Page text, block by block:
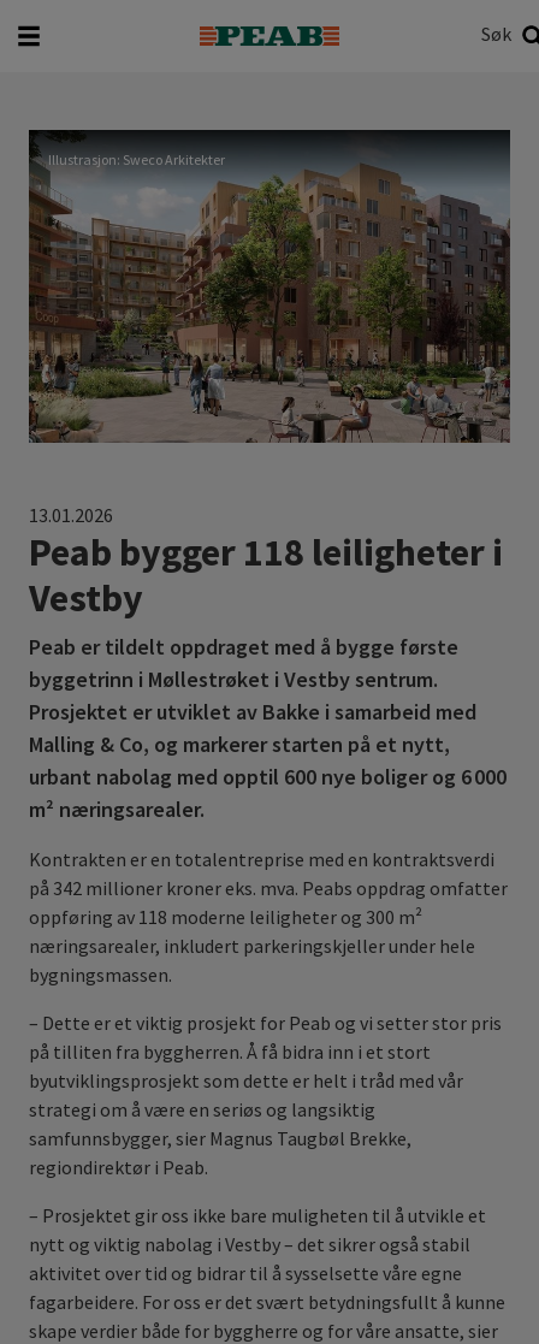
Søk
Illustrasjon: Sweco Arkitekter
13.01.2026
Peab bygger 118 leiligheter i
Vestby
Peab er tildelt oppdraget med å bygge første
byggetrinn i Møllestrøket i Vestby sentrum.
Prosjektet er utviklet av Bakke i samarbeid med
Malling & Co, og markerer starten på et nytt,
urbant nabolag med opptil 600 nye boliger og 6 000
m² næringsarealer.
Kontrakten er en totalentreprise med en kontraktsverdi
på 342 millioner kroner eks. mva. Peabs oppdrag omfatter
oppføring av 118 moderne leiligheter og 300 m²
næringsarealer, inkludert parkeringskjeller under hele
bygningsmassen.
– Dette er et viktig prosjekt for Peab og vi setter stor pris
på tilliten fra byggherren. Å få bidra inn i et stort
byutviklingsprosjekt som dette er helt i tråd med vår
strategi om å være en seriøs og langsiktig
samfunnsbygger, sier Magnus Taugbøl Brekke,
regiondirektør i Peab.
– Prosjektet gir oss ikke bare muligheten til å utvikle et
nytt og viktig nabolag i Vestby – det sikrer også stabil
aktivitet over tid og bidrar til å sysselsette våre egne
fagarbeidere. For oss er det svært betydningsfullt å kunne
skape verdier både for byggherre og for våre ansatte, sier